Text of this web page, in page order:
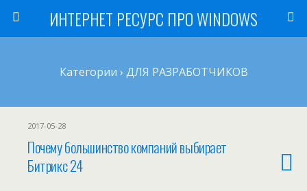
ИНТЕРНЕТ РЕСУРС ПРО WINDOWS
Категории › ДЛЯ РАЗРАБОТЧИКОВ
2017-05-28
Почему большинство компаний выбирает
Битрикс 24